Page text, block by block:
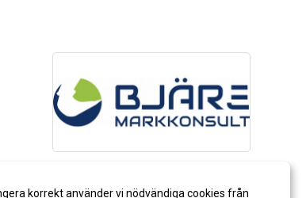
korrekt använder vi nödvändiga cookies från